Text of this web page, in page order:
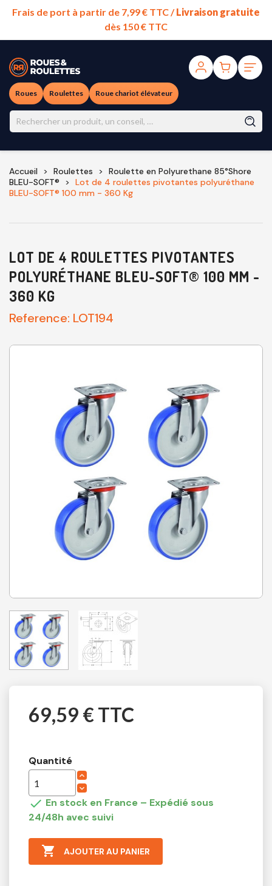
Frais de port à partir de 7,99 € TTC /Livraison gratuite
dès 150 € TTC
Roues Roulettes Roue chariot élévateur
Accueil Roulettes
Roulette en Polyurethane 85°Shore
BLEU-SOFT®
Lot de 4 roulettes pivotantes polyuréthane
BLEU-SOFT® 100 mm - 360 Kg
LOT DE 4 ROULETTES PIVOTANTES
POLYURÉTHANE BLEU-SOFT® 100 MM -
360 KG
Reference: LOT194
69,59 € TTC
Quantité
 En stock en France – Expédié sous
24/48h avec suivi
 AJOUTER AU PANIER